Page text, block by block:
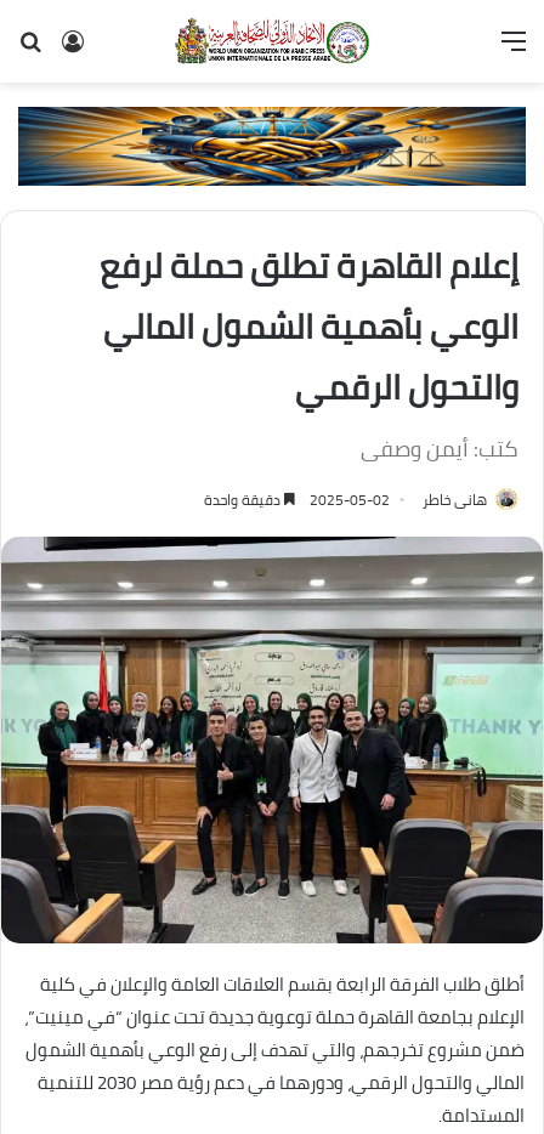
تسجيل
القائمة
إعلام القاهرة تطلق حملة لرفع
الوعي بأهمية الشمول المالي
والتحول الرقمي
كتب: أيمن وصفى
هانى خاطر 2025-05-02 دقيقة واحدة
أطلق طلاب الفرقة الرابعة بقسم العلاقات العامة والإعلان في كلية
الإعلام بجامعة القاهرة حملة توعوية جديدة تحت عنوان “في مينيت”،
ضمن مشروع تخرجهم، والتي تهدف إلى رفع الوعي بأهمية الشمول
المالي والتحول الرقمي، ودورهما في دعم رؤية مصر 2030 للتنمية
المستدامة.